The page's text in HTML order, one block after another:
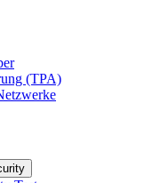
(TPA)